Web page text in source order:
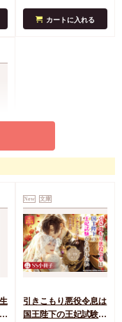
カートに入れる
New 文庫
引きこもり悪役令息は
国王陛下の王妃試験か